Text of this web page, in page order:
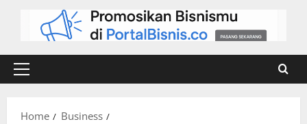
Home
Business